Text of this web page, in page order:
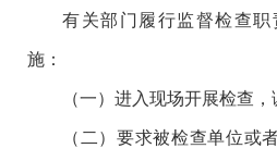
有关部门履行监督检查
施：
（一）进入现场开展检查
（二）要求被检查单位或